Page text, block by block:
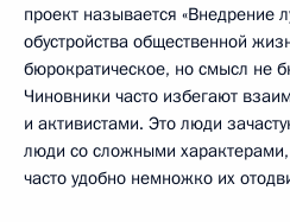
проект называется «Внедрение
обустройства общественной
бюрократическое, но смысл не
Чиновники часто избегают
и активистами. Это люди
люди со сложными
часто удобно немножко их